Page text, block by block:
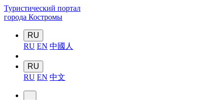
Туристический портал
города Костромы
RU
RU EN 中國人
RU
RU EN 中文